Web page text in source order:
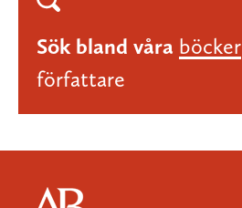
Sök bland våra böcker
författare